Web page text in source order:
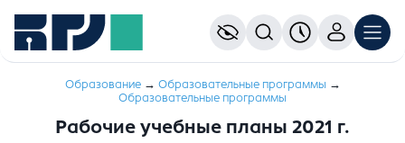
Образование→ Образовательные программы →
Образовательные программы
Рабочие учебные планы 2021 г.